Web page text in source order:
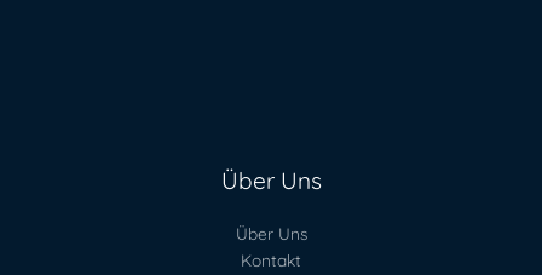
Über Uns
Über Uns
Kontakt